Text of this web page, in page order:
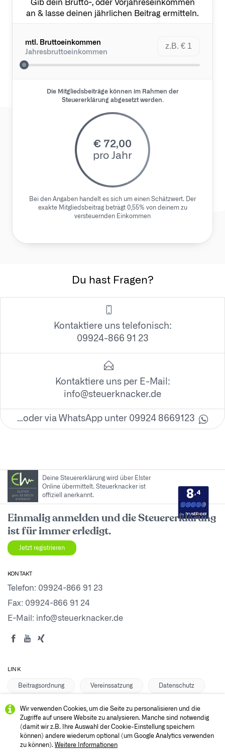
Gib dein Brutto-, oder Vorjahreseinkommen
an & lasse deinen jährlichen Beitrag ermitteln.
mtl. Bruttoeinkommen
Jahresbruttoeinkommen
Die Mitgliedsbeiträge können im Rahmen der
Steuererklärung abgesetzt werden.
€ 72,00
pro Jahr
Bei den Angaben handelt es sich um einen Schätzwert. Der
exakte Mitgliedsbeitrag beträgt 0,55% von deinem zu
versteuernden Einkommen
Du hast Fragen?
Kontaktiere uns telefonisch:
09924-866 91 23
Kontaktiere uns per E-Mail:
info@steuerknacker.de
…oder via WhatsApp unter 09924 8669123
Deine Steuererklärung wird über Elster
Online übermittelt. Steuerknacker ist
offiziell anerkannt.
8,4
by
Einmalig anmelden und die Steuererklärung
ist für immer erledigt.
Jetzt registrieren
KONTAKT
Telefon: 09924-866 91 23
Fax: 09924-866 91 24
E-Mail: info@steuerknacker.de
LINK
Beitragsordnung Vereinssatzung Datenschutz
Anmelden Impressum Vermittlerbereich
Steuerknacker – Lohnsteuerhilfeverein e.V.
Wir verwenden Cookies, um die Seite zu personalisieren und die
Zugriffe auf unsere Website zu analysieren. Manche sind notwendig
(damit wir z.B. Ihre Auswahl der Cookie-Einstellung speichern
können) andere wiederum optional (um Google Analytics verwenden
zu können). Weitere Informationen